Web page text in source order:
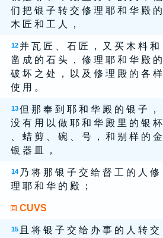
们 把 银 子 转 交 修 理 耶 和 华 殿 的
木 匠 和 工 人 ，
12 并 瓦 匠 、 石 匠 ， 又 买 木 料 和
凿 成 的 石 头 ， 修 理 耶 和 华 殿 的
破 坏 之 处 ， 以 及 修 理 殿 的 各 样
使 用 。
13 但 那 奉 到 耶 和 华 殿 的 银 子 ，
没 有 用 以 做 耶 和 华 殿 里 的 银 杯
、 蜡 剪 、 碗 、 号 ， 和 别 样 的 金
银 器 皿 ，
14 乃 将 那 银 子 交 给 督 工 的 人 修
理 耶 和 华 的 殿 ；
CUVS
15 且 将 银 子 交 给 办 事 的 人 转 交